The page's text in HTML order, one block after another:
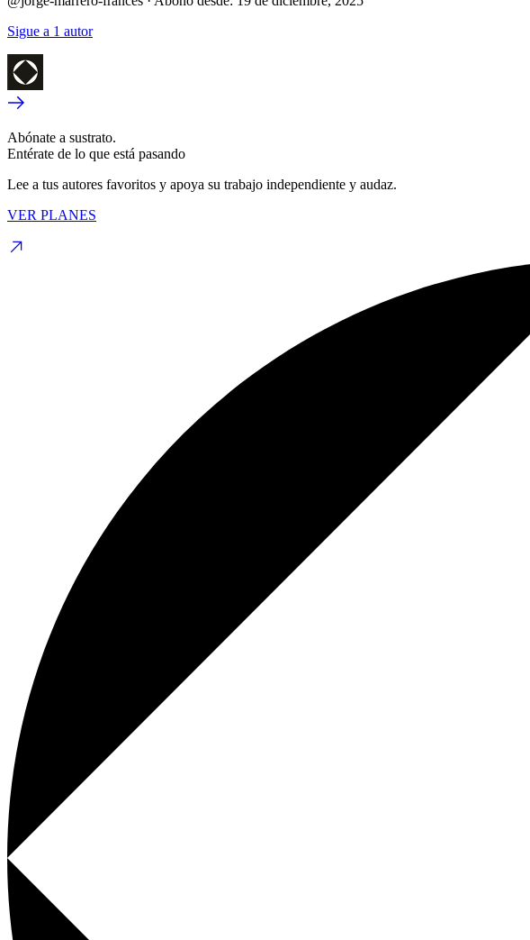
Sigue a 1 autor
Abónate a sustrato.
Entérate de lo que está pasando
Lee a tus autores favoritos y apoya su trabajo independiente y audaz.
VER PLANES